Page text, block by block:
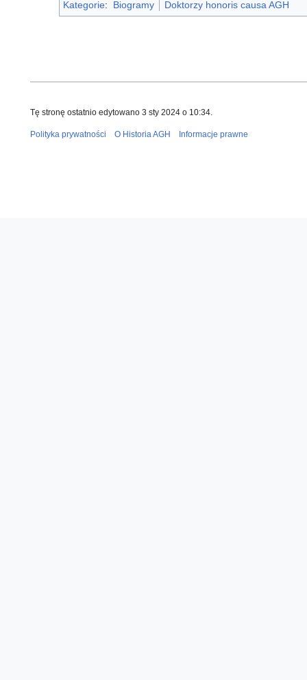
Kategorie: Biogramy Doktorzy honoris causa AGH
Tę stronę ostatnio edytowano 3 sty 2024 o 10:34.
Polityka prywatności O Historia AGH Informacje prawne